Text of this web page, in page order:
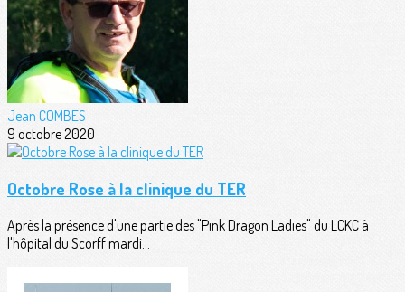
Jean COMBES
9 octobre 2020
Octobre Rose à la clinique du TER
Après la présence d'une partie des "Pink Dragon Ladies" du LCKC à
l'hôpital du Scorff mardi...